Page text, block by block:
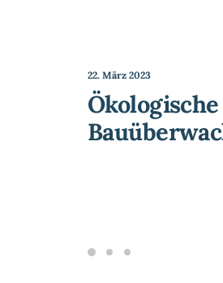
22. März 2023
Ökologische